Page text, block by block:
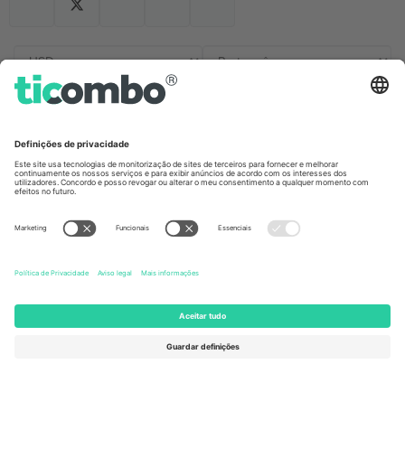
Germany
Unter den Linden 24, 10117
United Kingdom
167 City Road, London, Greater
Kingdom
United States
Newark, Delaware 19713, United
States
Engelberg, Switzerland